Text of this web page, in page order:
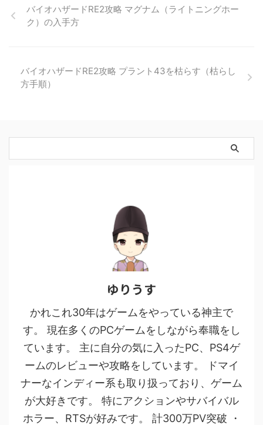
バイオハザードRE2攻略 マグナム（ライトニングホー
ク）の入手方
バイオハザードRE2攻略 プラント43を枯らす（枯らし
方手順）
ゆりうす
かれこれ30年はゲームをやっている神主で
す。 現在多くのPCゲームをしながら奉職をし
ています。 主に自分の気に入ったPC、PS4ゲ
ームのレビューや攻略をしています。 ドマイ
ナーなインディー系も取り扱っており、ゲーム
が大好きです。 特にアクションやサバイバル
ホラー、RTSが好みです。 計300万PV突破 ・